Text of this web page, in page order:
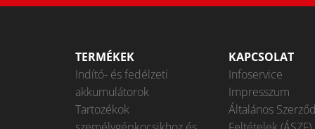
TERMÉKEK
Indító- és fedélzeti
akkumulátorok
Tartozékok
KAPCSOLAT
Infoservice
Impresszum
Általános